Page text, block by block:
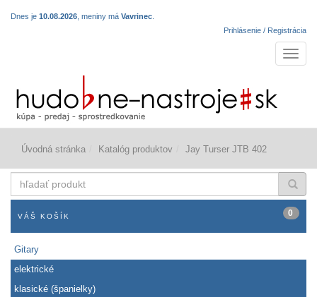
Dnes je 10.08.2026 , meniny má Vavrinec
Prihlásenie / Registrácia
Úvodná stránka Katalóg produktov Jay Turser JTB 402
produkt
VÁŠ KOŠÍK 0
Gitary
elektrické
klasické (španielky)